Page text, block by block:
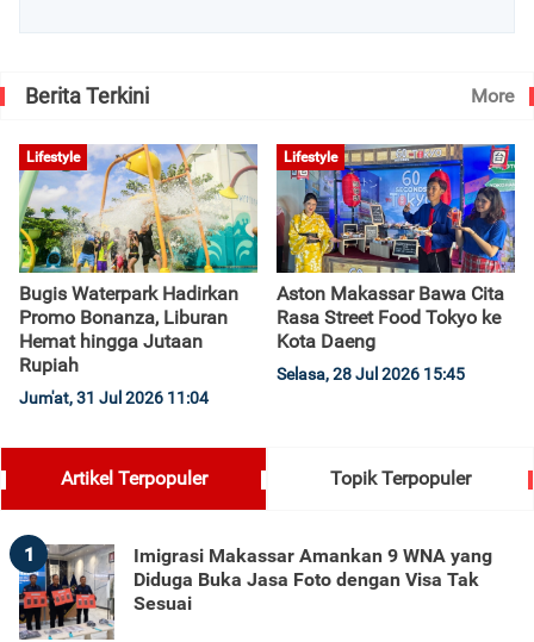
Berita Terkini More
Lifestyle
Bugis Waterpark Hadirkan
Promo Bonanza, Liburan
Hemat hingga Jutaan
Rupiah
Jum'at, 31 Jul 2026 11:04
Lifestyle
Aston Makassar Bawa Cita
Rasa Street Food Tokyo ke
Kota Daeng
Selasa, 28 Jul 2026 15:45
Artikel Terpopuler Topik Terpopuler
1
Imigrasi Makassar Amankan 9 WNA yang
Diduga Buka Jasa Foto dengan Visa Tak
Sesuai